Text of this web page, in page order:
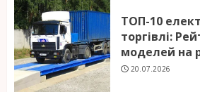
ТОП-10
торгівлі:
моделей на
20.07.2026